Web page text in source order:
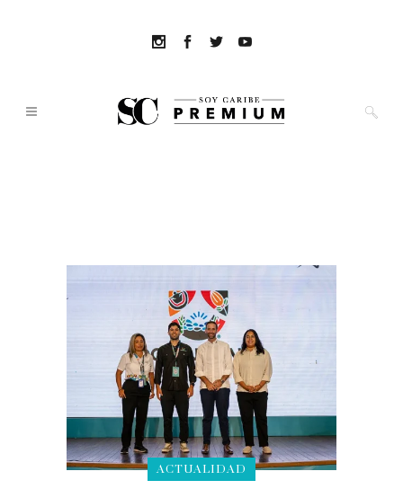
ACTUALIDAD